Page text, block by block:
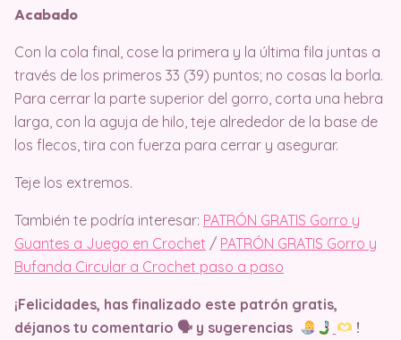
Acabado
Con la cola final, cose la primera y la última fila juntas a
través de los primeros 33 (39) puntos; no cosas la borla.
Para cerrar la parte superior del gorro, corta una hebra
larga, con la aguja de hilo, teje alrededor de la base de
los flecos, tira con fuerza para cerrar y asegurar.
Teje los extremos.
También te podría interesar: PATRÓN GRATIS Gorro y
Guantes a Juego en Crochet / PATRÓN GRATIS Gorro y
Bufanda Circular a Crochet paso a paso
¡Felicidades, has finalizado este patrón gratis,
déjanos tu comentario 🗣 y sugerencias
!